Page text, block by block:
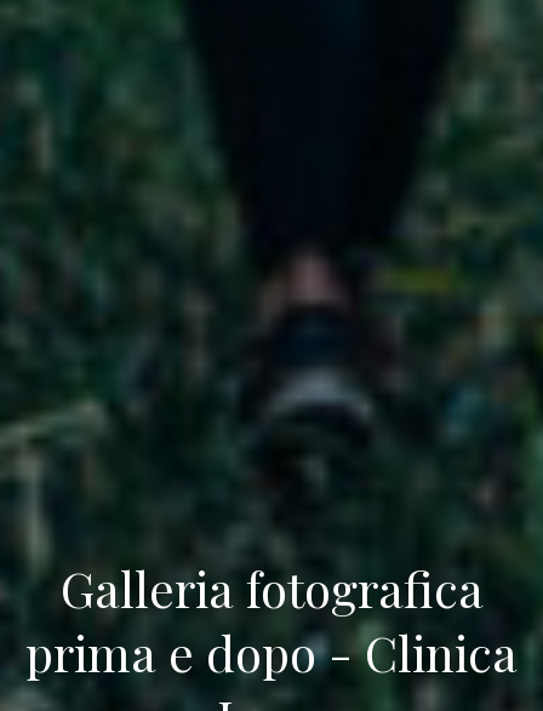
Plastica
Bologna
Chirurgia
Plastica
Verona
Chirurgia
Intima
Chirurgia
Parete
Galleria fotografica
prima e dopo - Clinica